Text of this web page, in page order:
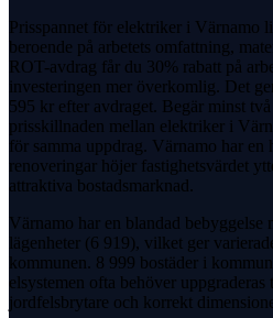
Prisspannet för elektriker i Värnamo
beroende på arbetets omfattning,
ROT-avdrag får du 30% rabatt på
investeringen mer överkomlig. Det
595 kr efter avdraget. Begär minst
prisskillnaden mellan elektriker i
för samma uppdrag. Värnamo har en
renoveringar höjer fastighetsvärdet
attraktiva bostadsmarknad.
Värnamo har en blandad
lägenheter (6 919), vilket ger
kommunen. 8 999 bostäder i
elsystemen ofta behöver
jordfelsbrytare och korrekt